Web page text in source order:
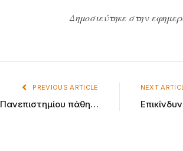
Δημοσιεύτηκε στην
PREVIOUS ARTICLE
Πανεπιστημίου πάθη…
NEXT